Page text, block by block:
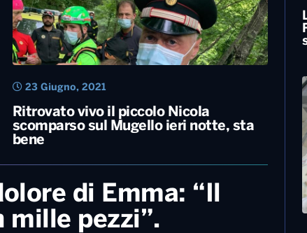
Ritrovato vivo il piccolo Nicola
scomparso sul Mugello ieri notte, sta
bene
23 Giugno, 2021
di Emma: “Il
mille pezzi”.